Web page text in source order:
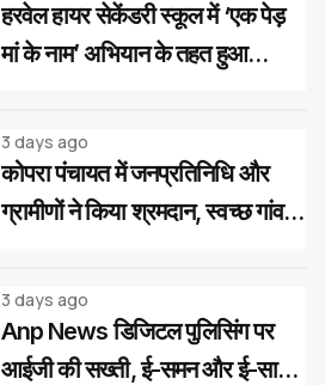
हरवेल हायर सेकेंडरी स्कूल में ‘एक पेड़
मां के नाम’ अभियान के तहत हुआ
सुरक्षा का संकल्प
3 days ago
कोपरा पंचायत में जनप्रतिनिधि और
ग्रामीणों ने किया श्रमदान, स्वच्छ गांव
3 days ago
Anp News डिजिटल पुलिसिंग पर
आईजी की सख्ती, ई-समन और ई-साक्ष्य